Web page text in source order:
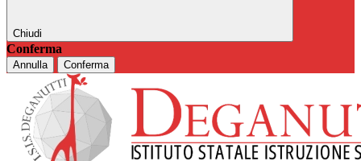
Chiudi
Conferma
Annulla Conferma